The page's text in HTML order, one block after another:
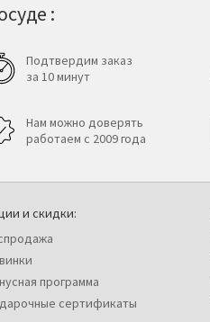
:
Подтвердим заказ
за 10 минут
Нам можно доверять
работаем с 2009 года
и скидки:
программа
сертификаты